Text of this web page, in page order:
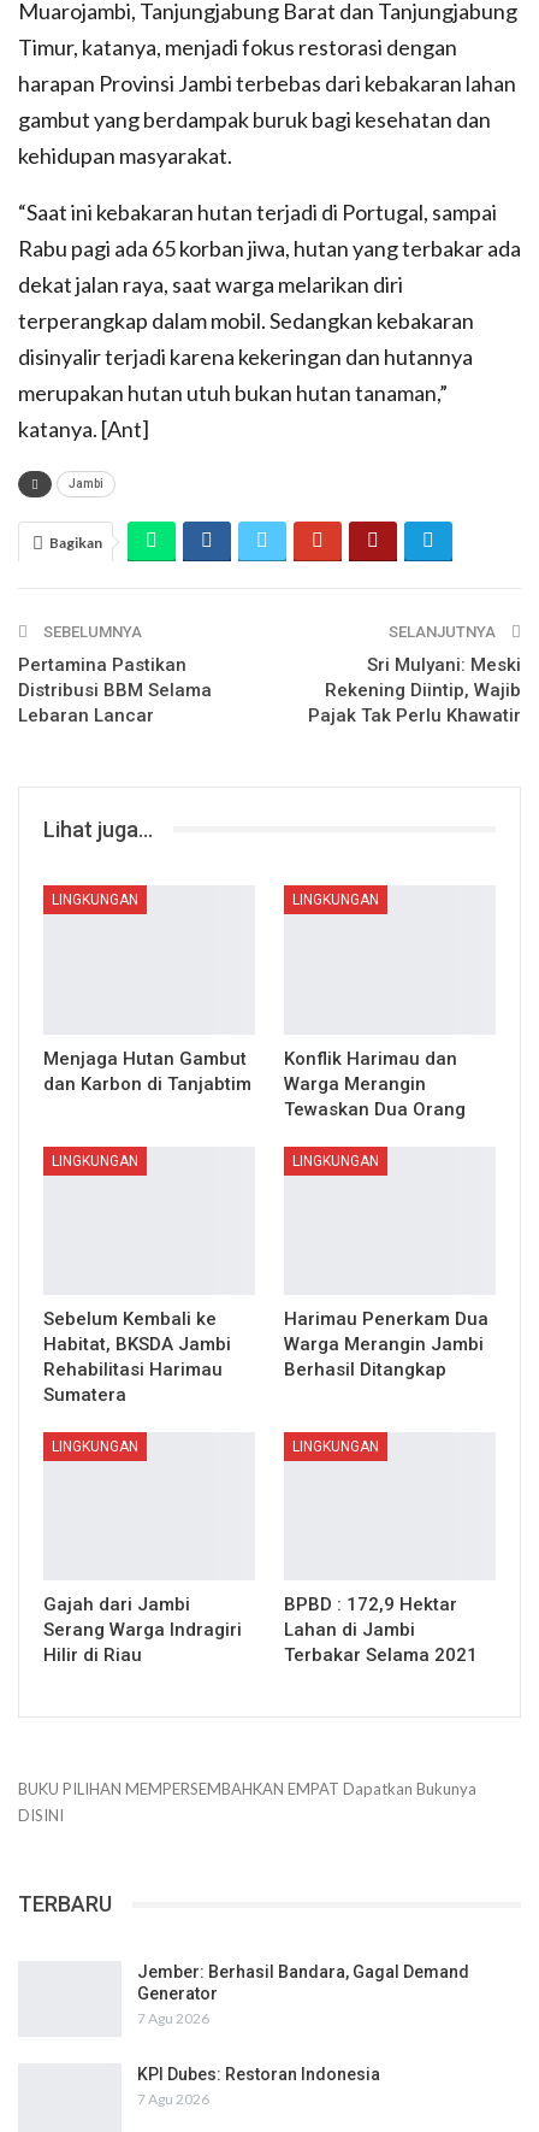
Muarojambi, Tanjungjabung Barat dan Tanjungjabung
Timur, katanya, menjadi fokus restorasi dengan
harapan Provinsi Jambi terbebas dari kebakaran lahan
gambut yang berdampak buruk bagi kesehatan dan
kehidupan masyarakat.
“Saat ini kebakaran hutan terjadi di Portugal, sampai
Rabu pagi ada 65 korban jiwa, hutan yang terbakar ada
dekat jalan raya, saat warga melarikan diri
terperangkap dalam mobil. Sedangkan kebakaran
disinyalir terjadi karena kekeringan dan hutannya
merupakan hutan utuh bukan hutan tanaman,”
katanya. [Ant]
Jambi
Bagikan
SEBELUMNYA
Pertamina Pastikan
Distribusi BBM Selama
Lebaran Lancar
SELANJUTNYA
Sri Mulyani: Meski
Rekening Diintip, Wajib
Pajak Tak Perlu Khawatir
Lihat juga...
LINGKUNGAN
Menjaga Hutan Gambut
dan Karbon di Tanjabtim
LINGKUNGAN
Konflik Harimau dan
Warga Merangin
Tewaskan Dua Orang
LINGKUNGAN
Sebelum Kembali ke
Habitat, BKSDA Jambi
Rehabilitasi Harimau
Sumatera
LINGKUNGAN
Harimau Penerkam Dua
Warga Merangin Jambi
Berhasil Ditangkap
LINGKUNGAN
Gajah dari Jambi
Serang Warga Indragiri
Hilir di Riau
LINGKUNGAN
BPBD : 172,9 Hektar
Lahan di Jambi
Terbakar Selama 2021
BUKU PILIHAN MEMPERSEMBAHKAN EMPAT Dapatkan Bukunya
DISINI
TERBARU
Jember: Berhasil Bandara, Gagal Demand
Generator
7 Agu 2026
KPI Dubes: Restoran Indonesia
7 Agu 2026